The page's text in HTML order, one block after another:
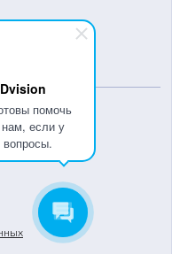
помочь
если у
вопросы.